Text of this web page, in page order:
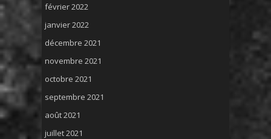
février 2022
janvier 2022
décembre 2021
novembre 2021
octobre 2021
septembre 2021
août 2021
juillet 2021